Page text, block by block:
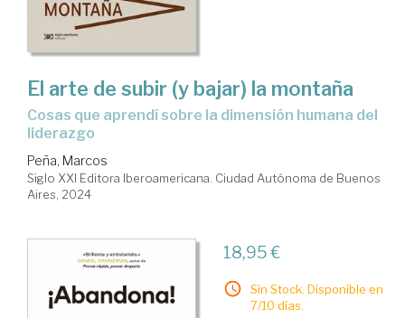
El arte de subir (y bajar) la montaña
Cosas que aprendí sobre la dimensión humana del
liderazgo
Peña, Marcos
Siglo XXI Editora Iberoamericana. Ciudad Autónoma de Buenos
Aires, 2024
18,95 €
Sin Stock. Disponible en
7/10 días.